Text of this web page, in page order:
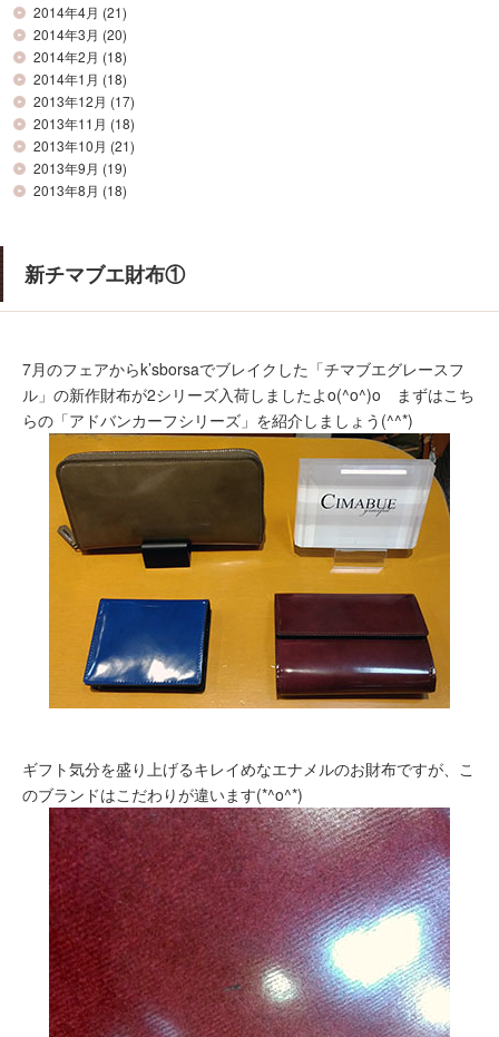
2014年4月 (21)
2014年3月 (20)
2014年2月 (18)
2014年1月 (18)
2013年12月 (17)
2013年11月 (18)
2013年10月 (21)
2013年9月 (19)
2013年8月 (18)
新チマブエ財布①
7月のフェアからk’sborsaでブレイクした「チマブエグレースフ
ル」の新作財布が2シリーズ入荷しましたよo(^o^)o まずはこち
らの「アドバンカーフシリーズ」を紹介しましょう(^^*)
ギフト気分を盛り上げるキレイめなエナメルのお財布ですが、こ
のブランドはこだわりが違います(*^o^*)